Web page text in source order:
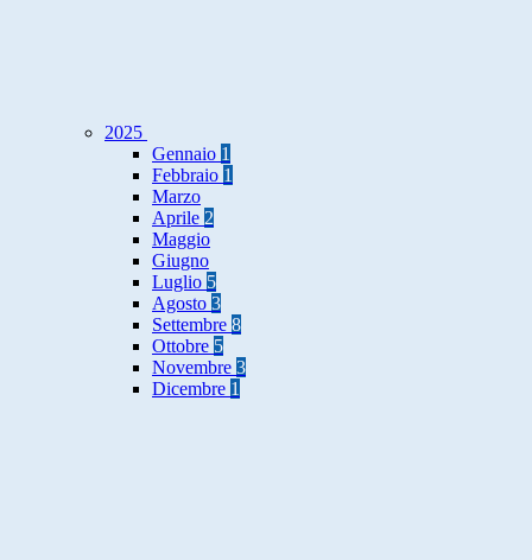
2025
Gennaio 1
Febbraio 1
Marzo
Aprile 2
Maggio
Giugno
Luglio 5
Agosto 3
Settembre 8
Ottobre 5
Novembre 3
Dicembre 1